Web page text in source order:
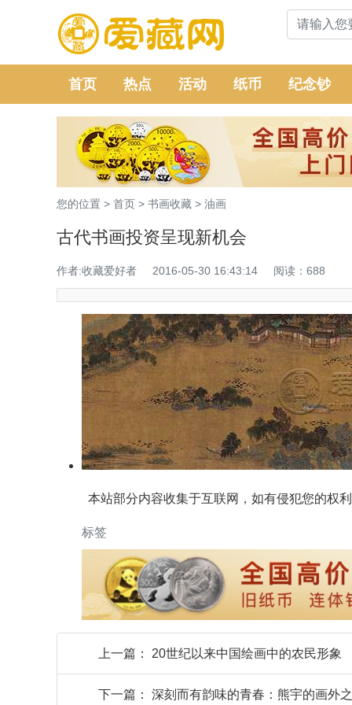
首页 热点 活动 纸币 纪念钞
您的位置 > 首页 > 书画收藏 > 油画
古代书画投资呈现新机会
作者:收藏爱好者 2016-05-30 16:43:14 阅读：688
本站部分内容收集于互联网，如有侵犯您的权
标签
上一篇： 20世纪以来中国绘画中的农民形象
下一篇： 深刻而有韵味的青春：熊宇的画外